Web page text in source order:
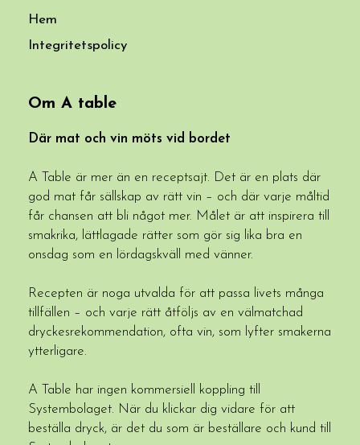
Hem
Integritetspolicy
Om A table
Där mat och vin möts vid bordet
A Table är mer än en receptsajt. Det är en plats där
god mat får sällskap av rätt vin – och där varje måltid
får chansen att bli något mer. Målet är att inspirera till
smakrika, lättlagade rätter som gör sig lika bra en
onsdag som en lördagskväll med vänner.
Recepten är noga utvalda för att passa livets många
tillfällen – och varje rätt åtföljs av en välmatchad
dryckesrekommendation, ofta vin, som lyfter smakerna
ytterligare.
A Table har ingen kommersiell koppling till
Systembolaget. När du klickar dig vidare för att
beställa dryck, är det du som är beställare och kund till